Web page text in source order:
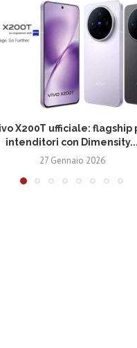
X200T ufficiale: flagship
intenditori con Dimensity...
27 Gennaio 2026